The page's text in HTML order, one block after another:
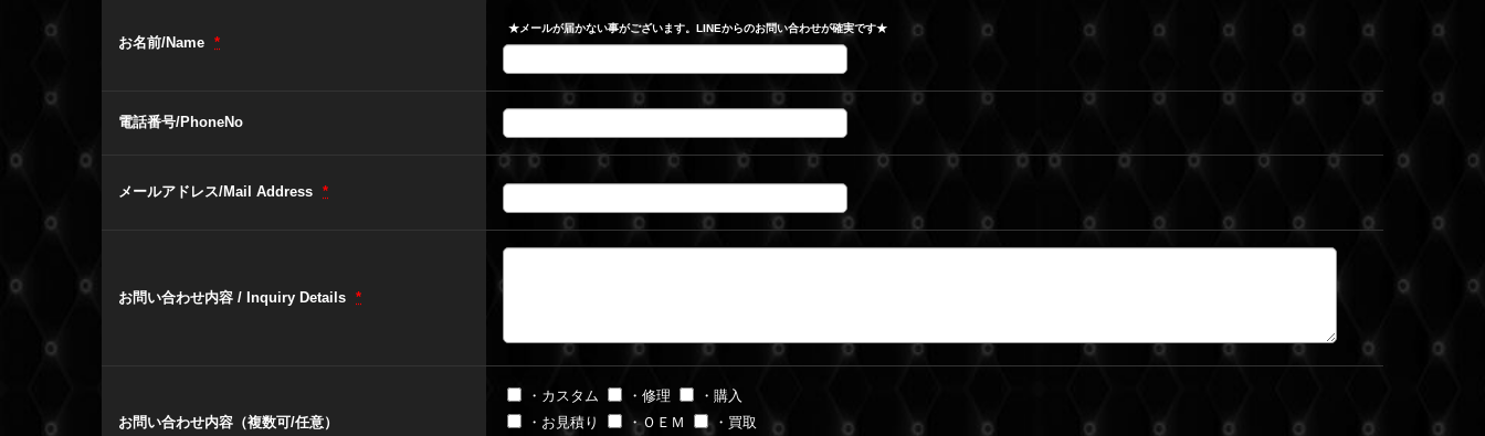
お名前/Name *
★メールが届かない事がございます。LINEからのお問い合わせが確実です★
電話番号/PhoneNo
メールアドレス/Mail Address *
お問い合わせ内容 / Inquiry Details *
お問い合わせ内容（複数可/任意）
・カスタム ・修理
・購入
・お見積り
・ＯＥＭ
・買取